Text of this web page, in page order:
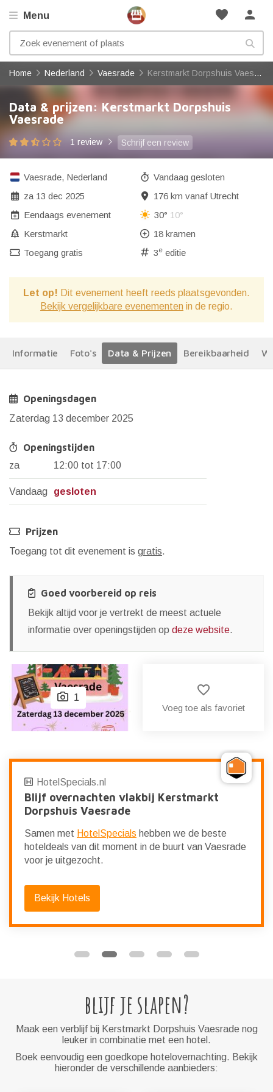
favorite person
Menu
Home Nederland Vaesrade Kerstmarkt Dorpshuis Vaesrade
Data & prijzen: Kerstmarkt Dorpshuis
Vaesrade
1 review Schrijf een review
Vaesrade, Nederland
za 13 dec 2025
Eendaags evenement
Kerstmarkt
Toegang gratis
Vandaag gesloten
176 km vanaf Utrecht
30° 10°
18 kramen
3eeditie
Let op! Dit evenement heeft reeds plaatsgevonden.
Bekijk vergelijkbare evenementen in de regio.
Informatie Foto's Data & Prijzen Bereikbaarheid
Openingsdagen
Zaterdag 13 december 2025
Openingstijden
za 12:00 tot 17:00
Vandaag gesloten
Prijzen
Toegang tot dit evenement is gratis.
Goed voorbereid op reis
Bekijk altijd voor je vertrekt de meest actuele
informatie over openingstijden op deze website.
1
favorite_border
Voeg toe als favoriet
HotelSpecials.nl
Blijf overnachten vlakbij Kerstmarkt
Dorpshuis Vaesrade
Samen met HotelSpecials hebben we de beste
hoteldeals van dit moment in de buurt van Vaesrade
voor je uitgezocht.
Bekijk Hotels
blijf je slapen?
Maak een verblijf bij Kerstmarkt Dorpshuis Vaesrade nog
leuker in combinatie met een hotel.
Boek eenvoudig een goedkope hotelovernachting. Bekijk
hieronder de verschillende aanbieders: